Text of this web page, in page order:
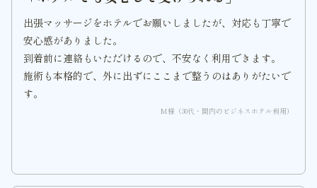
出張マッサージをホテルでお願いしましたが、対応も丁寧で
安心感がありました。
到着前に連絡もいただけるので、不安なく利用できます。
施術も本格的で、外に出ずにここまで整うのはありがたいで
す。
M様（30代・関内のビジネスホテル利用）